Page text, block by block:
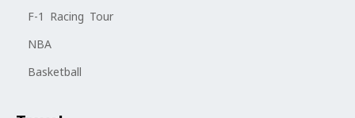
F-1 Racing Tour
NBA
Basketball